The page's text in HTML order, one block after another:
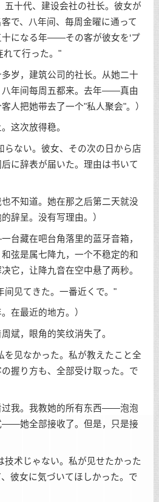
十代、建设会社の社长。彼女が
で、八年间、毎周金曜に通って
になる年——その客が彼女を‘プ
れて行った。"
，建筑公司的社长。从她二十
八年间每周五都来。去年——真由
人把她带去了一个"私人聚会"。）
这次放得稳。
ない。彼女、その次の日から店
に辞表が届いた。理由は书いて
知道。她在那之后第二天就没
辞呈。没有写理由。）
藏在吧台角落里的蓝牙音箱，
弦是属七降九，一个不稳定的和
它，让降九音在空中悬了两秒。
见てきた。一番近くで。"
最近的地方。）
，眼角的笑纹消失了。
见なかった。私が教えたこと全
握り方も、全部受け取った。で
我。我教她的所有东西——泡泡
——她全部接收了。但是，只是接
术じゃない。私が见せたかった
彼女に気づいてほしかった。で